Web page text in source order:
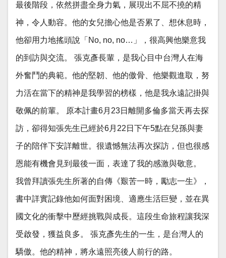
最後階段，依然拼盡全身力氣，展現出不屈不撓的精
神，令人動容。他的女兒擔心他是否累了、想休息時，
他卻用力地搖頭說「No, no, no…」，很高興他樂意我
的到訪與交流。 張克彥長輩，是我心目中台灣人在海
外奮鬥的典範。他的堅韌、他的傲骨、他樂觀進取，努
力活在當下的精神是我學習的榜樣，他是我永遠記掛與
敬佩的前輩。 原本計畫6月23日離開多倫多當天再去探
訪，卻得知張先生已經於6月22日下午5點在兒孫與妻
子的陪伴下安詳離世。很遺憾無法再次探訪，但也很感
恩能有機會見到最後一面，表達了我的感激與敬意。
我曾拜讀張先生所著的自傳《艱苦一時，勵志一生》，
書中詳實記錄他如何面對困境、適應生活巨變，並在異
國文化的衝擊中歷經挑戰與成長。這段生命旅程讓我深
受啟發，獲益良多。 張克彥先生的一生，是台灣人的
驕傲。他的精神，將永遠照亮後人前行的路。